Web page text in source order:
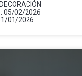
05/02/2026
01/2026